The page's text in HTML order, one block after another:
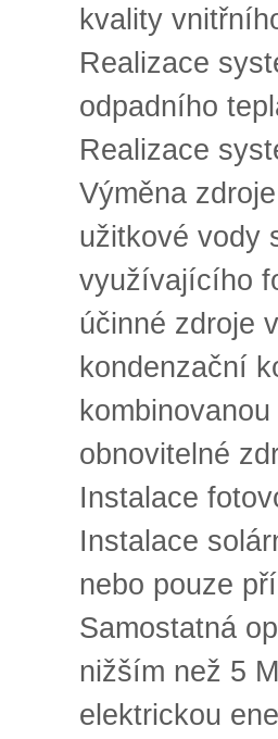
kvality
Realizace
odpadního
Realizace
Výměna
užitkové vody
využívajícího
účinné zdroje
kondenzační
obnovitelné
Instalace
Instalace
nebo pouze
Samostatná
nižším než 5
elektrickou